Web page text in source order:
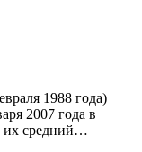
1988 года)
2007 года в
их средний…